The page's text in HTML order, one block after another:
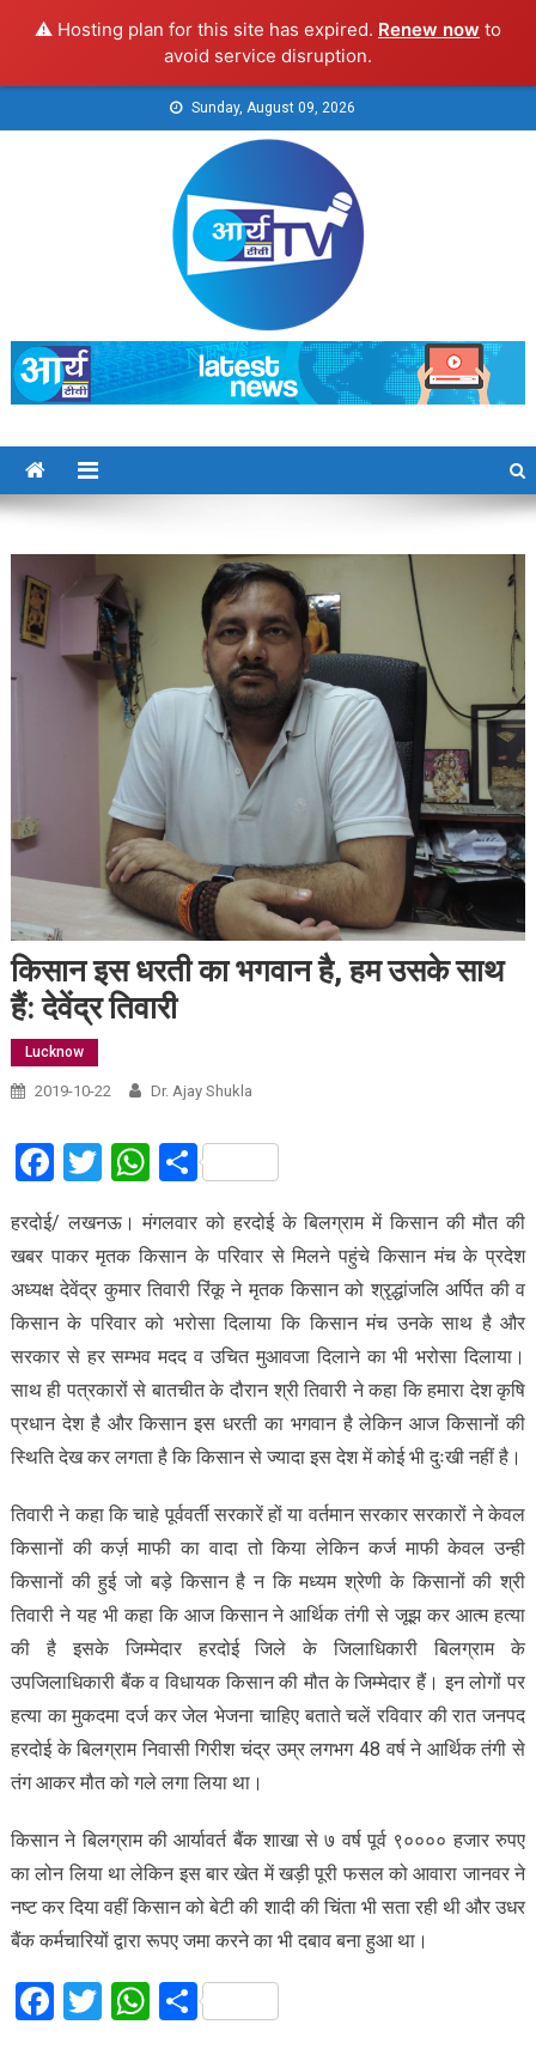
⚠️ Hosting plan for this site has expired. Renew now to
avoid service disruption.
to
Sunday, August 09, 2026
Arya TV
किसान इस धरती का भगवान है, हम उसके साथ
हैं: देवेंद्र तिवारी
Lucknow
2019-10-22 Dr. Ajay Shukla
Facebook
Twitter
WhatsApp
Share
हरदोई/ लखनऊ। मंगलवार को हरदोई के बिलग्राम में किसान की मौत की
खबर पाकर मृतक किसान के परिवार से मिलने पहुंचे किसान मंच के प्रदेश
अध्यक्ष देवेंद्र कुमार तिवारी रिंकू ने मृतक किसान को श्रृद्धांजलि अर्पित की व
किसान के परिवार को भरोसा दिलाया कि किसान मंच उनके साथ है और
सरकार से हर सम्भव मदद व उचित मुआवजा दिलाने का भी भरोसा दिलाया।
साथ ही पत्रकारों से बातचीत के दौरान श्री तिवारी ने कहा कि हमारा देश कृषि
प्रधान देश है और किसान इस धरती का भगवान है लेकिन आज किसानों की
स्थिति देख कर लगता है कि किसान से ज्यादा इस देश में कोई भी दुःखी नहीं है।
तिवारी ने कहा कि चाहे पूर्ववर्ती सरकारें हों या वर्तमान सरकार सरकारों ने केवल
किसानों की कर्ज़ माफी का वादा तो किया लेकिन कर्ज माफी केवल उन्ही
किसानों की हुई जो बड़े किसान है न कि मध्यम श्रेणी के किसानों की श्री
तिवारी ने यह भी कहा कि आज किसान ने आर्थिक तंगी से जूझ कर आत्म हत्या
की है इसके जिम्मेदार हरदोई जिले के जिलाधिकारी बिलग्राम के
उपजिलाधिकारी बैंक व विधायक किसान की मौत के जिम्मेदार हैं। इन लोगों पर
हत्या का मुकदमा दर्ज कर जेल भेजना चाहिए बताते चलें रविवार की रात जनपद
हरदोई के बिलग्राम निवासी गिरीश चंद्र उम्र लगभग 48 वर्ष ने आर्थिक तंगी से
तंग आकर मौत को गले लगा लिया था।
किसान ने बिलग्राम की आर्यावर्त बैंक शाखा से ७ वर्ष पूर्व ९०००० हजार रुपए
का लोन लिया था लेकिन इस बार खेत में खड़ी पूरी फसल को आवारा जानवर ने
नष्ट कर दिया वहीं किसान को बेटी की शादी की चिंता भी सता रही थी और उधर
बैंक कर्मचारियों द्वारा रूपए जमा करने का भी दबाव बना हुआ था।
Facebook
Twitter
WhatsApp
Share